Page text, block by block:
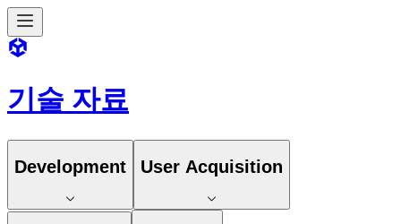
기술 자료
Development User Acquisition